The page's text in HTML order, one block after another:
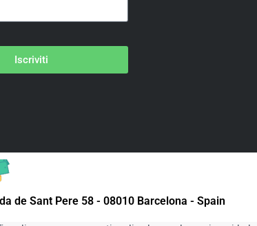
Iscriviti
de Sant Pere 58 - 08010 Barcelona - Spain